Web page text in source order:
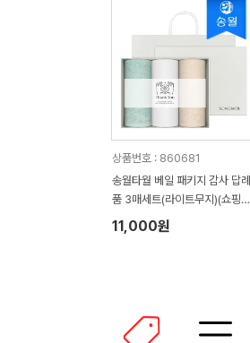
상품번호 : 860681
송월타월 베일 패키지 감사 답례
품 3매세트(라이트무지)(쇼핑백
증정)
11,000원